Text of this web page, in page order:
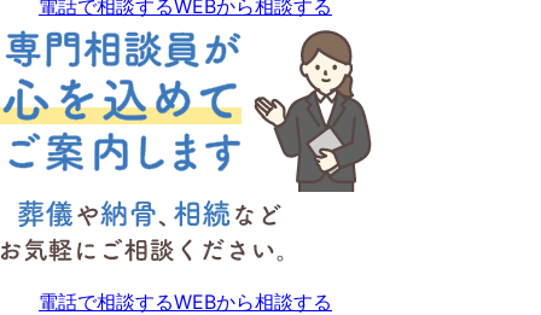
電話で相談するWEBから相談する
電話で相談するWEBから相談する